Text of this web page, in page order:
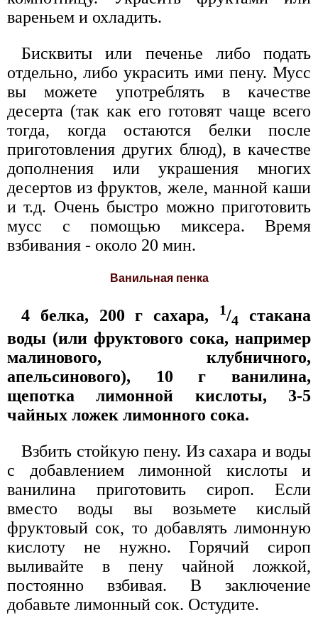
вареньем и охладить.
Бисквиты или печенье либо подать
отдельно, либо украсить ими пену. Мусс
вы можете употреблять в качестве
десерта (так как его готовят чаще всего
тогда, когда остаются белки после
приготовления других блюд), в качестве
дополнения или украшения многих
десертов из фруктов, желе, манной каши
и т.д. Очень быстро можно приготовить
мусс с помощью миксера. Время
взбивания - около 20 мин.
Ванильная пенка
4 белка, 200 г сахара, 1/4 стакана
воды (или фруктового сока, например
малинового, клубничного,
апельсинового), 10 г ванилина,
щепотка лимонной кислоты, 3-5
чайных ложек лимонного сока.
Взбить стойкую пену. Из сахара и воды
с добавлением лимонной кислоты и
ванилина приготовить сироп. Если
вместо воды вы возьмете кислый
фруктовый сок, то добавлять лимонную
кислоту не нужно. Горячий сироп
выливайте в пену чайной ложкой,
постоянно взбивая. В заключение
добавьте лимонный сок. Остудите.